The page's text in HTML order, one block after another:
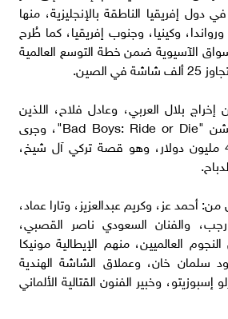
في دول إفريقيا الناطقة بالإنجليزية، منها
ورواندا، وكينيا، وجنوب إفريقيا، كما طُرح
الآسيوية ضمن خطة التوسع العالمية
بلال العربي، وعادل فلاح، اللذين
أخرجا مؤخرا فيلم الأكشن "Bad Boys: Ride or Die"، وجرى
إنتاجه بميزانية تبلغ 40 مليون دولار، وهو قصة تركي آل شيخ،
أحمد عز، وكريم عبدالعزيز، وتارا عماد،
والفنان السعودي ناصر القصبي،
العالميين، منهم الإيطالية مونيكا
سلمان خان، وعملاق الشاشة الهندية
وخبير الفنون القتالية الألماني